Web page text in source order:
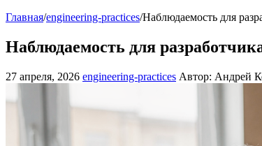
Главная/engineering-practices/Наблюдаемость для
Наблюдаемость для
27 апреля, 2026 engineering-practices Автор: Андрей